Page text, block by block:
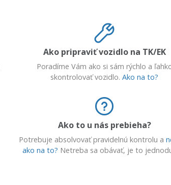
Ako pripraviť vozidlo na TK/EK
Poradíme Vám ako si sám rýchlo a
skontrolovať vozidlo. Ako na to?
Ako to u nás prebieha?
Potrebuje absolvovať pravidelnú kontrolu a
ako na to? Netreba sa obávať, je to